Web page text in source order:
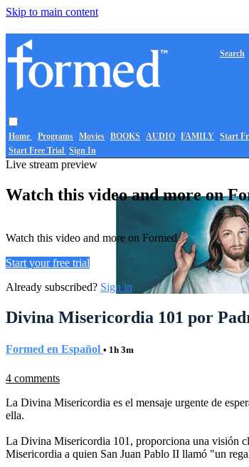
Skip to main content
Home Programs Movies BOOKS AUDIO FAMILY
Search
Start
Start Free Trial Sign In
Live stream preview
Watch this video and more on
Watch this video and more on Formed
Start your free trial
Already subscribed? Sign in
Divina Misericordia 101 por
Formed en Español • 1h 3m
4 comments
La Divina Misericordia es el mensaje urgente de
ella.
La Divina Misericordia 101, proporciona una visión
Misericordia a quien San Juan Pablo II llamó "un